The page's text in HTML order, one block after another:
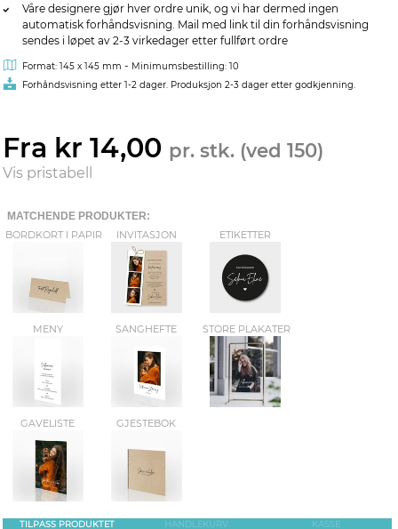
Våre designere gjør hver ordre unik, og vi har dermed ingen
automatisk forhåndsvisning. Mail med link til din forhåndsvisning
sendes i løpet av 2-3 virkedager etter fullført ordre
Format: 145 x 145 mm - Minimumsbestilling: 10
Forhåndsvisning etter 1-2 dager. Produksjon 2-3 dager etter godkjenning.
Fra kr 14,00 pr. stk. (ved 150)
Vis pristabell
MATCHENDE PRODUKTER:
BORDKORT I PAPIR
INVITASJON ETIKETTER
MENY SANGHEFTE STORE PLAKATER
GAVELISTE GJESTEBOK
TILPASS PRODUKTET HANDLEKURV KASSE